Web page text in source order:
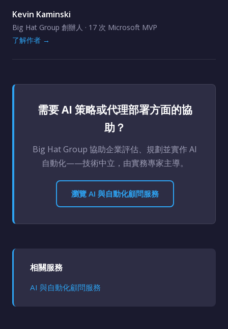
Kevin Kaminski
Big Hat Group 創辦人 · 17 次 Microsoft MVP
了解作者 →
需要 AI 策略或代理部署方面的協
助？
Big Hat Group 協助企業評估、規劃並實作 AI
自動化——技術中立，由實務專家主導。
瀏覽 AI 與自動化顧問服務
相關服務
AI 與自動化顧問服務